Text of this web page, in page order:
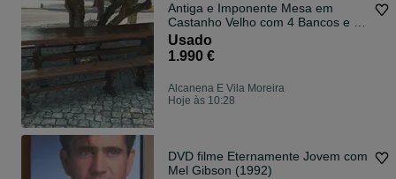
Antiga e Imponente Mesa em
Castanho Velho com 4 Bancos e 2
Cadeiras. RESTAURADO!
Usado
1.990 €
Alcanena E Vila Moreira
Hoje às 10:28
DVD filme Eternamente Jovem com
Mel Gibson (1992)